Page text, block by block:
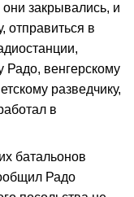
закрывались, и
отправиться в
венгерскому
разведчику,
в
батальонов
Радо